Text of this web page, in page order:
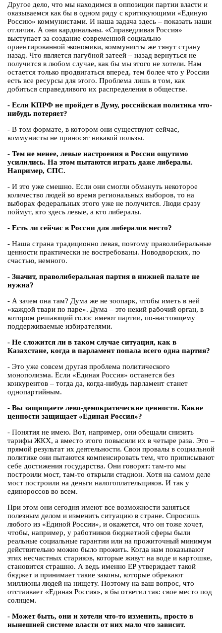
Другое дело, что мы находимся в оппозиции партии власти и
оказываемся как бы в одном ряду с критикующими «Единую
Россию» коммунистами. И наша задача здесь – показать наши
отличия. А они кардинальны. «Справедливая Россия»
выступает за создание современной социально
ориентированной экономики, коммунисты же тянут страну
назад. Что является пагубной затеей – назад вернуться не
получится в любом случае, как бы мы этого не хотели. Нам
остается только продвигаться вперед, тем более что у России
есть все ресурсы для этого. Проблема лишь в том, как
добиться справедливого их распределения в обществе.
- Если КПРФ не пройдет в Думу, российская политика что-
нибудь потеряет?
- В том формате, в котором они существуют сейчас,
коммунисты не приносят никакой пользы.
- Тем не менее, левые настроения в России ощутимо
усилились. На этом пытаются играть даже либералы.
Например, СПС.
- И это уже смешно. Если они смогли обмануть некоторое
количество людей во время региональных выборов, то на
выборах федеральных этого уже не получится. Люди сразу
поймут, кто здесь левые, а кто либералы.
- Есть ли сейчас в России для либералов место?
- Наша страна традиционно левая, поэтому праволиберальные
ценности практически не востребованы. Новодворских, по
счастью, немного.
- Значит, праволиберальная партия в нижней палате не
нужна?
- А зачем она там? Дума же не зоопарк, чтобы иметь в ней
«каждой твари по паре». Дума – это некий рабочий орган, в
котором решающий голос имеют партии, по-настоящему
поддерживаемые избирателями.
- Не сложится ли в таком случае ситуация, как в
Казахстане, когда в парламент попала всего одна партия?
- Это уже совсем другая проблема политического
монополизма. Если «Единая Россия» останется без
конкурентов – тогда да, когда-нибудь парламент станет
однопартийным.
- Вы защищаете лево-демократические ценности. Какие
ценности защищает «Единая Россия»?
- Понятия не имею. Вот, например, они обещали снизить
тарифы ЖКХ, а вместо этого повысили их в четыре раза. Это –
прямой результат их деятельности. Свои провалы в социальной
политике они пытаются компенсировать тем, что приписывают
себе достижения государства. Они говорят: там-то мы
построили мост, там-то открыли стадион. Хотя на самом деле
мост построили на деньги налогоплательщиков. И так у
единороссов во всем.
При этом они сегодня имеют все возможности заняться
полезным делом и изменить ситуацию в стране. Спросишь
любого из «Единой России», и окажется, что он тоже хочет,
чтобы, например, у работников бюджетной сферы были
реальные социальные гарантии или на прожиточный минимум
действительно можно было прожить. Когда нам показывают
этих несчастных стариков, которые живут на воде и картошке,
становится страшно. А ведь именно ЕР утверждает такой
бюджет и принимает такие законы, которые обрекают
миллионы людей на нищету. Поэтому на ваш вопрос, что
отстаивает «Единая Россия», я бы ответил так: свое место под
солнцем.
- Может быть, они и хотели что-то изменить, просто в
нынешней системе власти от них мало что зависит.